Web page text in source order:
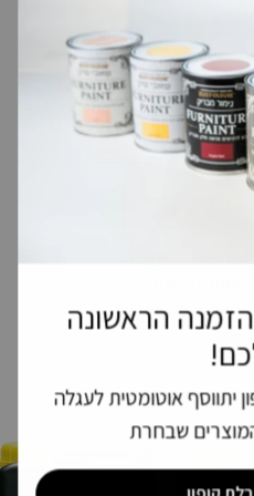
מחיר
רגיל
החל מ-130.00 ₪
על ההזמנה הראשונה
יתווסף אוטומטית לעגלה
שבחרת